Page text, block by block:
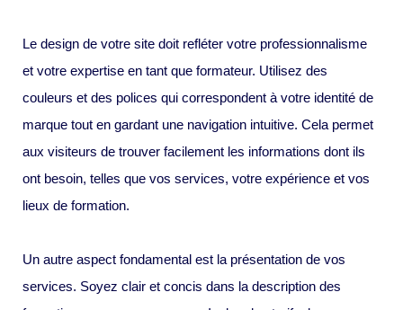
Le design de votre site doit refléter votre professionnalisme
et votre expertise en tant que formateur. Utilisez des
couleurs et des polices qui correspondent à votre identité de
marque tout en gardant une navigation intuitive. Cela permet
aux visiteurs de trouver facilement les informations dont ils
ont besoin, telles que vos services, votre expérience et vos
lieux de formation.
Un autre aspect fondamental est la présentation de vos
services. Soyez clair et concis dans la description des